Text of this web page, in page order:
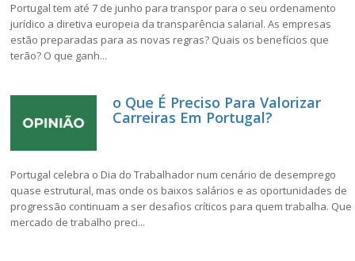
Portugal tem até 7 de junho para transpor para o seu ordenamento
jurídico a diretiva europeia da transparência salarial. As empresas
estão preparadas para as novas regras? Quais os benefícios que
terão? O que ganh...
o Que É Preciso Para Valorizar
Carreiras Em Portugal?
Portugal celebra o Dia do Trabalhador num cenário de desemprego
quase estrutural, mas onde os baixos salários e as oportunidades de
progressão continuam a ser desafios críticos para quem trabalha. Que
mercado de trabalho preci...